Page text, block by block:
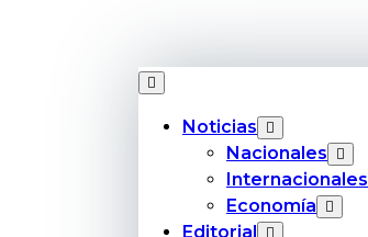
Noticias
Nacionales
Internacionales
Economía
Editorial